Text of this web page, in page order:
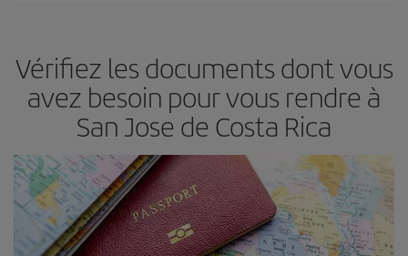
Vérifiez les documents dont vous
avez besoin pour vous rendre à
San Jose de Costa Rica